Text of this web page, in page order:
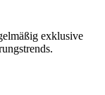
exklusive